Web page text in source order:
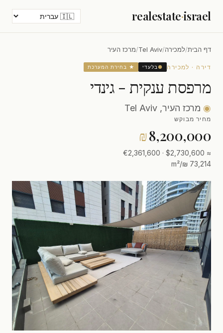
realestate·israel
דף הבית/למכירה/
Tel Aviv
/מרכז העיר
דירה · למכירה ● בלעדי ★ בחירת המערכת
מרפסת ענקית - גינדי
◉ מרכז העיר, Tel Aviv
מחיר מבוקש
₪8,200,000
≈ $2,730,600 · €2,361,600
73,214 ₪/m²